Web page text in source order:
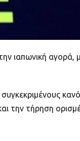
ιαπωνική αγορά,
την τήρηση